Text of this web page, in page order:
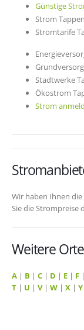
Günstige
Strom
Stromtarife
Stadtwerke
Ökostrom
Strom
Wir haben Ihnen
Sie die Strompreise
Weitere
A | B | C | D | E | F |
T | U | V| W | X | Y